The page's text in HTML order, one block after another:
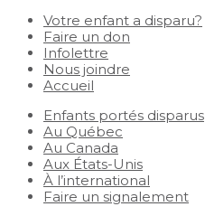
Votre enfant a disparu?
Faire un don
Infolettre
Nous joindre
Accueil
Enfants portés disparus
Au Québec
Au Canada
Aux États-Unis
À l’international
Faire un signalement